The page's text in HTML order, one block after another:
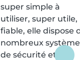
super simple à
utiliser, super utile,
fiable, elle dispose
nombreux
de sécurité et de